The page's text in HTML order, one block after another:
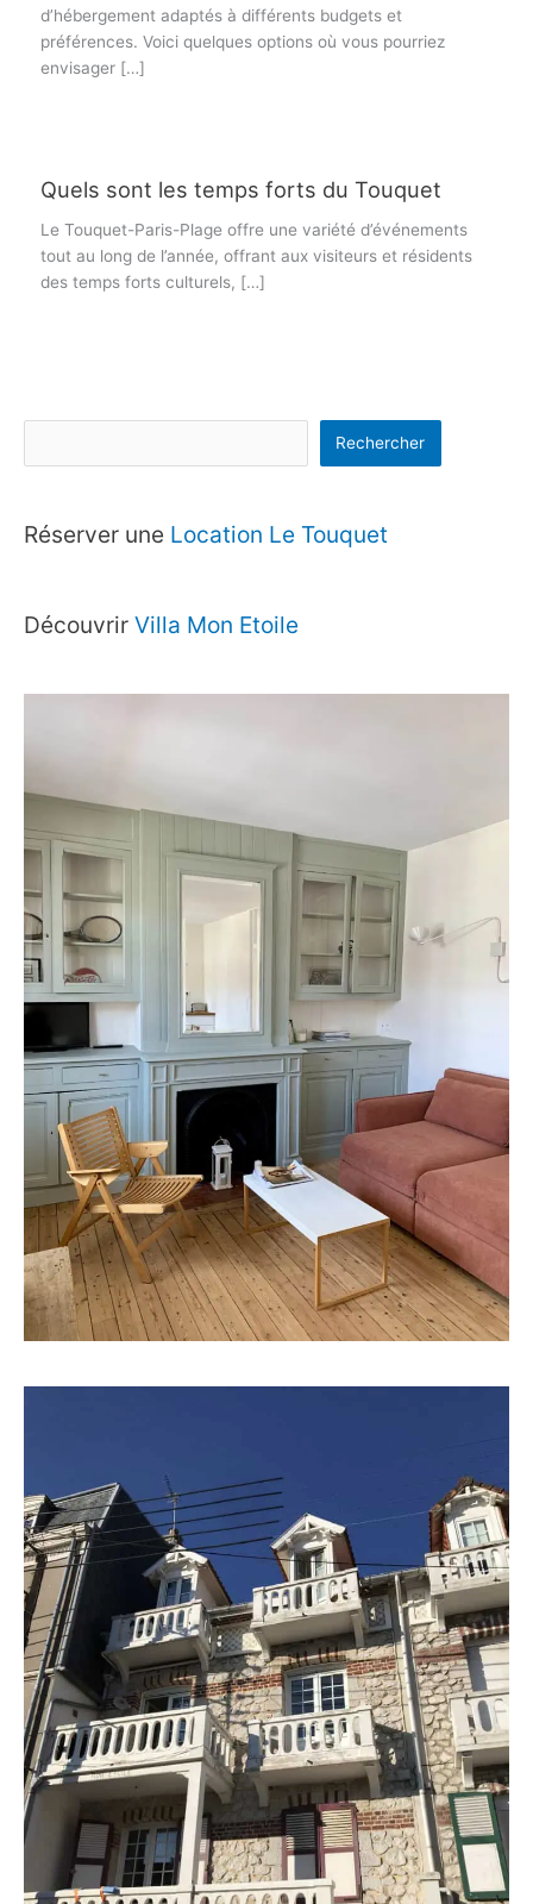
d’hébergement adaptés à différents budgets et
préférences. Voici quelques options où vous pourriez
envisager […]
Quels sont les temps forts du Touquet
Le Touquet-Paris-Plage offre une variété d’événements
tout au long de l’année, offrant aux visiteurs et résidents
des temps forts culturels, […]
Rechercher
Réserver une Location Le Touquet
Découvrir Villa Mon Etoile